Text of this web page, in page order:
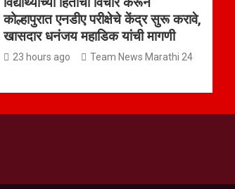
कोल्हापुरात एनडीए परीक्षेचे केंद्र सुरू करावे,
खासदार धनंजय महाडिक यांची मागणी
23 hours ago Team News Marathi 24